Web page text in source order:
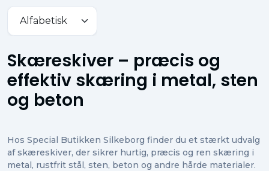
Skæreskiver – præcis og
effektiv skæring i metal, sten
og beton
Hos Special Butikken Silkeborg finder du et stærkt udvalg
af skæreskiver, der sikrer hurtig, præcis og ren skæring i
metal, rustfrit stål, sten, beton og andre hårde materialer.